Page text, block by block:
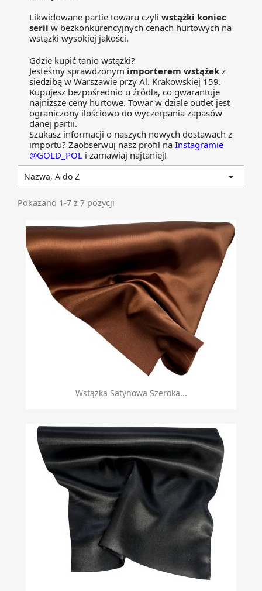
Likwidowane partie towaru czyli wstążki koniec
serii w bezkonkurencyjnych cenach hurtowych na
wstążki wysokiej jakości.
Gdzie kupić tanio wstążki?
Jesteśmy sprawdzonym importerem wstążek z
siedzibą w Warszawie przy Al. Krakowskiej 159.
Kupujesz bezpośrednio u źródła, co gwarantuje
najniższe ceny hurtowe. Towar w dziale outlet jest
ograniczony ilościowo do wyczerpania zapasów
danej partii.
Szukasz informacji o naszych nowych dostawach z
importu? Zaobserwuj nasz profil na Instagramie
@GOLD_POL i zamawiaj najtaniej!
Nazwa, A do Z 
Pokazano 1-7 z 7 pozycji
Wstążka Satynowa Szeroka...